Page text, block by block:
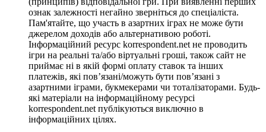
ознак залежності негайно зверніться до спеціаліста.
Пам'ятайте, що участь в азартних іграх не може бути
джерелом доходів або альтернативою роботі.
Інформаційний ресурс korrespondent.net не проводить
ігри на реальні та/або віртуальні гроші, також сайт не
приймає ні в якій формі оплату ставок та інших
платежів, які пов’язані/можуть бути пов’язані з
азартними іграми, букмекерами чи тоталізаторами. Будь-
які матеріали на інформаційному ресурсі
korrespondent.net публікуються виключно в
інформаційних цілях.